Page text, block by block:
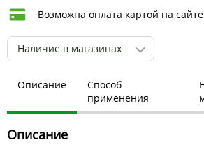
Возможна оплата картой на сайте
Наличие в магазинах
Описание
Способ
применения
Описание